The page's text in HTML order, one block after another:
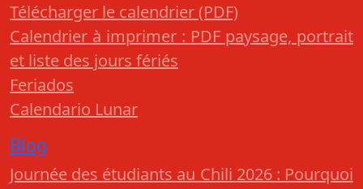
Télécharger le calendrier (PDF)
Calendrier à imprimer : PDF paysage, portrait
et liste des jours fériés
Feriados
Calendario Lunar
Blog
Journée des étudiants au Chili 2026 : Pourquoi